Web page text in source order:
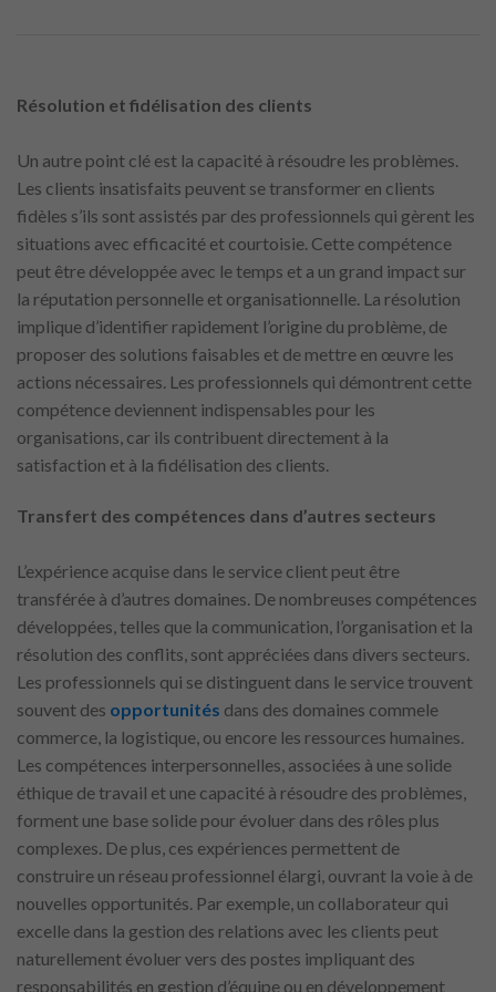
Résolution et fidélisation des clients
Un autre point clé est la capacité à résoudre les problèmes.
Les clients insatisfaits peuvent se transformer en clients
fidèles s’ils sont assistés par des professionnels qui gèrent les
situations avec efficacité et courtoisie. Cette compétence
peut être développée avec le temps et a un grand impact sur
la réputation personnelle et organisationnelle. La résolution
implique d’identifier rapidement l’origine du problème, de
proposer des solutions faisables et de mettre en œuvre les
actions nécessaires. Les professionnels qui démontrent cette
compétence deviennent indispensables pour les
organisations, car ils contribuent directement à la
satisfaction et à la fidélisation des clients.
Transfert des compétences dans d’autres secteurs
L’expérience acquise dans le service client peut être
transférée à d’autres domaines. De nombreuses compétences
développées, telles que la communication, l’organisation et la
résolution des conflits, sont appréciées dans divers secteurs.
Les professionnels qui se distinguent dans le service trouvent
souvent des opportunités dans des domaines commele
commerce, la logistique, ou encore les ressources humaines.
Les compétences interpersonnelles, associées à une solide
éthique de travail et une capacité à résoudre des problèmes,
forment une base solide pour évoluer dans des rôles plus
complexes. De plus, ces expériences permettent de
construire un réseau professionnel élargi, ouvrant la voie à de
nouvelles opportunités. Par exemple, un collaborateur qui
excelle dans la gestion des relations avec les clients peut
naturellement évoluer vers des postes impliquant des
responsabilités en gestion d’équipe ou en développement